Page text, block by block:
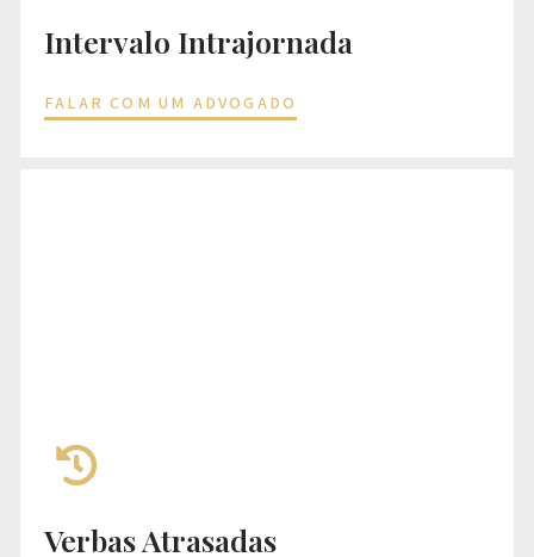
Intervalo Intrajornada
FALAR COM UM ADVOGADO
Verbas Atrasadas